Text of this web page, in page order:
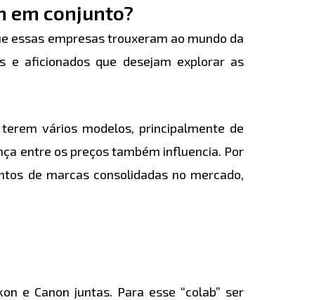
em conjunto?
essas empresas trouxeram ao mundo da
e aficionados que desejam explorar as
vários modelos, principalmente de
entre os preços também influencia. Por
de marcas consolidadas no mercado,
e Canon juntas. Para esse “colab” ser